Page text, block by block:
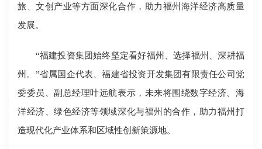
旅、文创产业等方面深化合作，助力福州海洋经济高质量
发展。
“福建投资集团始终坚定看好福州、选择福州、深耕福
州。”省属国企代表、福建省投资开发集团有限责任公司党
委委员、副总经理叶远航表示，未来将围绕数字经济、海
洋经济、绿色经济等领域深化与福州的合作，助力福州打
造现代化产业体系和区域性创新策源地。